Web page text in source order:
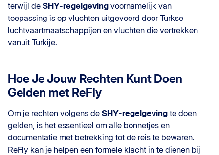
terwijl de SHY-regelgeving voornamelijk van
toepassing is op vluchten uitgevoerd door Turkse
luchtvaartmaatschappijen en vluchten die vertrekken
vanuit Turkije.
Hoe Je Jouw Rechten Kunt Doen
Gelden met ReFly
Om je rechten volgens de SHY-regelgeving te doen
gelden, is het essentieel om alle bonnetjes en
documentatie met betrekking tot de reis te bewaren.
ReFly kan je helpen een formele klacht in te dienen bij